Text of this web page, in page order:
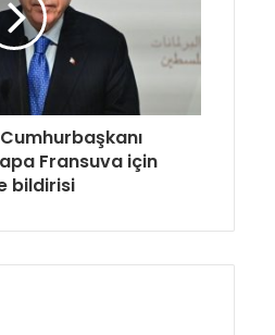
Fransuva için
bildirisi